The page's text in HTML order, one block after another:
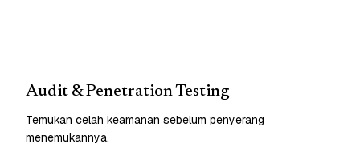
Audit & Penetration Testing
Temukan celah keamanan sebelum penyerang
menemukannya.